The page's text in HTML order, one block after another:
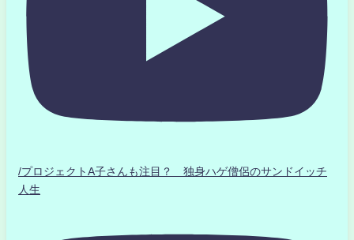
/プロジェクトA子さんも注目？ 独身ハゲ僧侶のサンドイッチ
人生